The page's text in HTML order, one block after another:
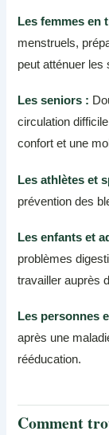
Les femmes en
menstruels,
peut atténuer
Les seniors :
circulation
confort et une
Les athlètes et
prévention des
Les enfants et
problèmes
travailler auprès
Les personnes
après une
rééducation.
Comment